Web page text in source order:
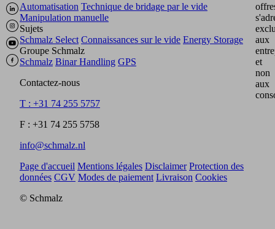
Automatisation Technique de bridage par le vide
Manipulation manuelle
Sujets
Schmalz Select Connaissances sur le vide Energy Storage
Groupe Schmalz
Schmalz Binar Handling GPS
Contactez-nous
T : +31 74 255 5757
F : +31 74 255 5758
info@schmalz.nl
aux
et
non
aux
Page d'accueil Mentions légales Disclaimer Protection des
données CGV Modes de paiement Livraison Cookies
© Schmalz